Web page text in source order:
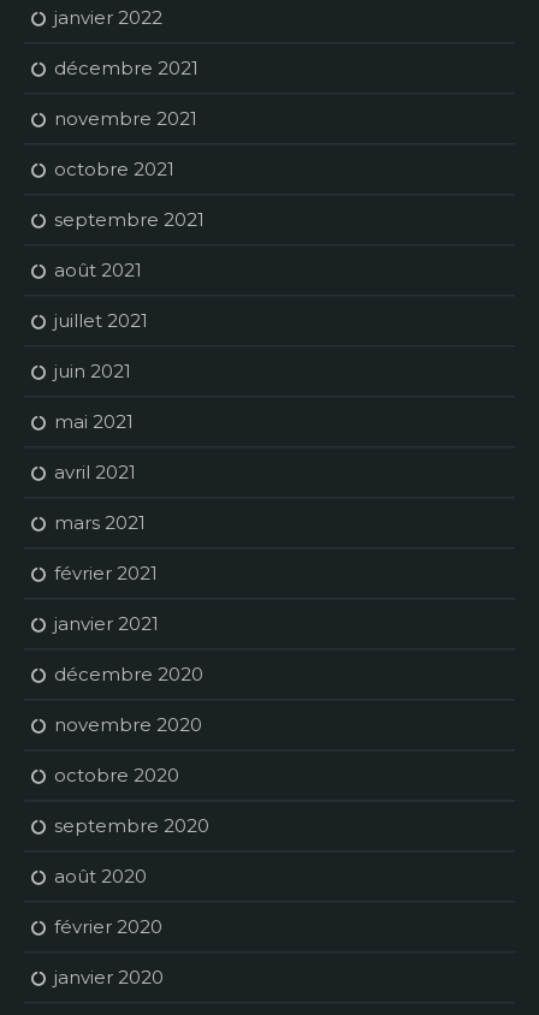
janvier 2022
décembre 2021
novembre 2021
octobre 2021
septembre 2021
août 2021
juillet 2021
juin 2021
mai 2021
avril 2021
mars 2021
février 2021
janvier 2021
décembre 2020
novembre 2020
octobre 2020
septembre 2020
août 2020
février 2020
janvier 2020